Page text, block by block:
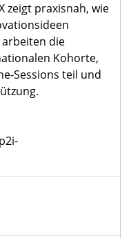
zeigt praxisnah, wie
die
Kohorte,
Sessions teil und